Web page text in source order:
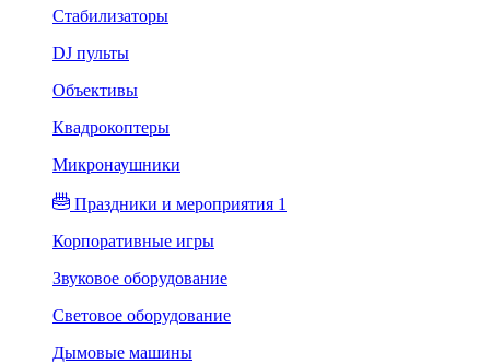
Стабилизаторы
DJ пульты
Объективы
Квадрокоптеры
Микронаушники
Праздники и мероприятия 1
Корпоративные игры
Звуковое оборудование
Световое оборудование
Дымовые машины